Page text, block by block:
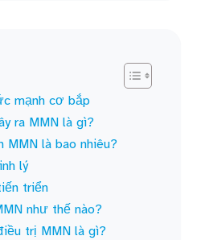
mạnh cơ bắp
ra MMN là gì?
MMN là bao nhiêu?
lý
triển
như thế nào?
trị MMN là gì?